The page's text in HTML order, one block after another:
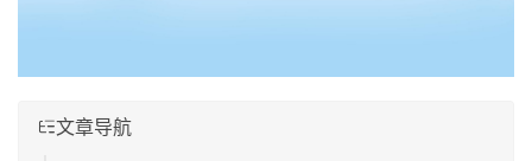
文章导航